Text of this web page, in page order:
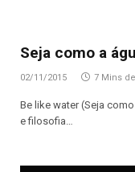
Seja como a
02/11/2015 7 Mins
Be like water (Seja
e filosofia…